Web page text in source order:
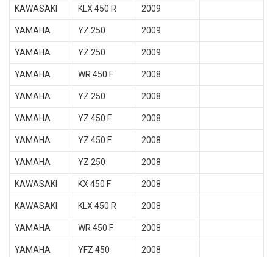
KAWASAKI KLX 450 R 2009
YAMAHA YZ 250 2009
YAMAHA YZ 250 2009
YAMAHA WR 450 F 2008
YAMAHA YZ 250 2008
YAMAHA YZ 450 F 2008
YAMAHA YZ 450 F 2008
YAMAHA YZ 250 2008
KAWASAKI KX 450 F 2008
KAWASAKI KLX 450 R 2008
YAMAHA WR 450 F 2008
YAMAHA YFZ 450 2008